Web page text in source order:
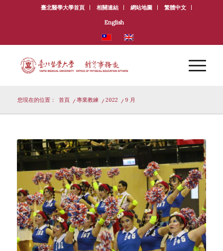
臺北醫學大學首頁 相關連結 網站地圖 繁體中文
English
您現在的位置： 首頁 / 專業教練 / 2022 / 9 月